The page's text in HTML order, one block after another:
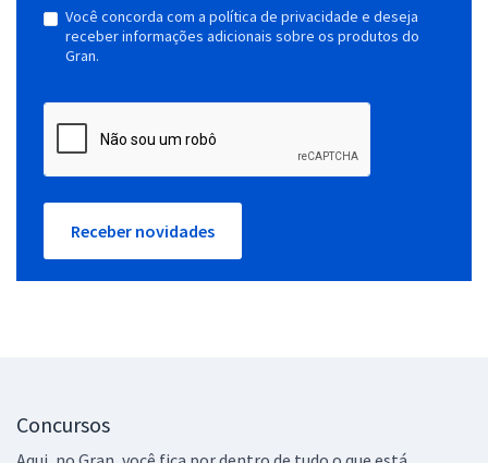
Você concorda com a política de privacidade e deseja
receber informações adicionais sobre os produtos do
Gran.
Receber novidades
Concursos